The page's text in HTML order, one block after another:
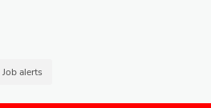
Job alerts